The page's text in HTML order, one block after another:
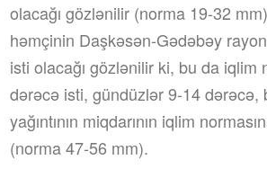
olacağı gözlənilir (norma 19-32
həmçinin Daşkəsən-Gədəbəy
isti olacağı gözlənilir ki, bu da iqlim
dərəcə isti, gündüzlər 9-14 dərəcə,
yağıntının miqdarının iqlim
(norma 47-56 mm).